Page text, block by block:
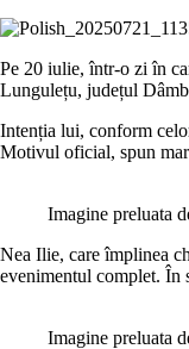
Pe 20 iulie, într-o zi în
Lungulețu, județul
Intenția lui, conform
Motivul oficial, spun
Imagine preluata
Nea Ilie, care împlinea
evenimentul complet. În
Imagine preluata